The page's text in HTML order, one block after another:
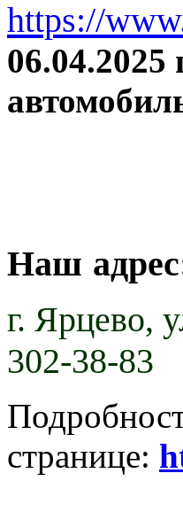
https://
06.04.2025
Наш
г. Ярцево,
302-38-83
странице: